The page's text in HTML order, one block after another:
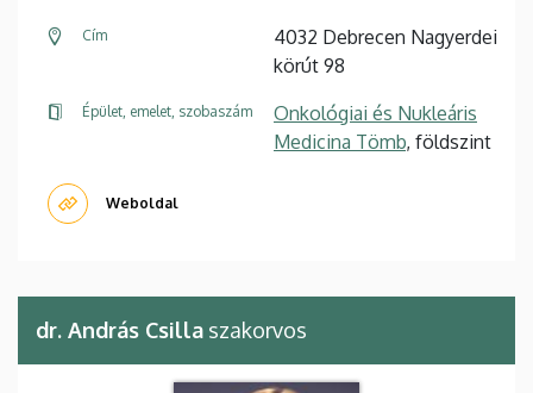
Cím
4032 Debrecen Nagyerdei
körút 98
Épület, emelet, szobaszám
Onkológiai és Nukleáris
Medicina Tömb, földszint
Weboldal
dr. András Csilla szakorvos